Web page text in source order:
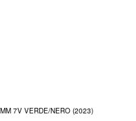
7V VERDE/NERO (2023)